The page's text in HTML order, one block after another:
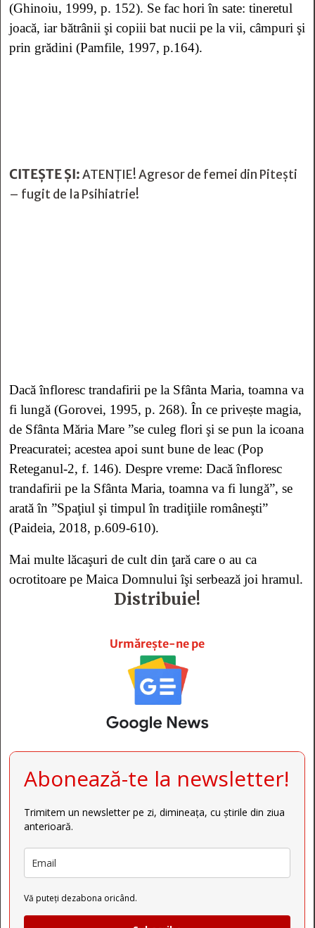
(Ghinoiu, 1999, p. 152). Se fac hori în sate: tineretul
joacă, iar bătrânii şi copiii bat nucii pe la vii, câmpuri şi
prin grădini (Pamfile, 1997, p.164).
CITEȘTE ȘI:ATENȚIE! Agresor de femei din Pitești
– fugit de la Psihiatrie!
Dacă înfloresc trandafirii pe la Sfânta Maria, toamna va
fi lungă (Gorovei, 1995, p. 268). În ce privește magia,
de Sfânta Măria Mare ”se culeg flori şi se pun la icoana
Preacuratei; acestea apoi sunt bune de leac (Pop
Reteganul-2, f. 146). Despre vreme: Dacă înfloresc
trandafirii pe la Sfânta Maria, toamna va fi lungă”, se
arată în ”Spaţiul şi timpul în tradiţiile româneşti”
(Paideia, 2018, p.609-610).
Mai multe lăcaşuri de cult din ţară care o au ca
ocrotitoare pe Maica Domnului îşi serbează joi hramul.
Distribuie!
Urmărește-ne pe
Abonează-te la newsletter!
Trimitem un newsletter pe zi, dimineața, cu știrile din ziua
anterioară.
Vă puteți dezabona oricând.